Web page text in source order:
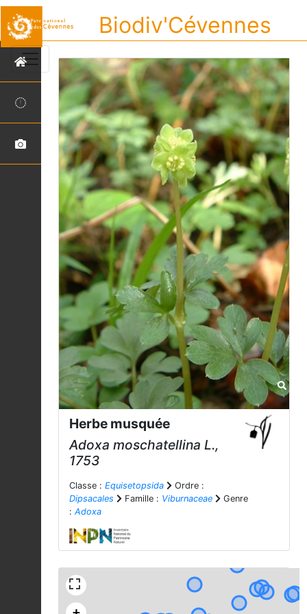
Biodiv'Cévennes
Herbe musquée
Adoxa moschatellina L.,
1753
Classe : Equisetopsida
Ordre :
Dipsacales
Famille : Viburnaceae
Genre
: Adoxa